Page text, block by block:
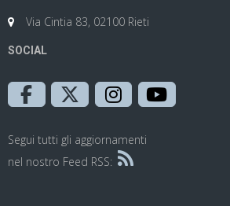
Via Cintia 83, 02100 Rieti
SOCIAL
Segui tutti gli aggiornamenti
nel nostro Feed RSS: